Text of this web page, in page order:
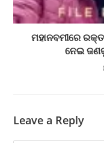
ମହାନବମୀରେ
ନେଇ
Leave a Reply